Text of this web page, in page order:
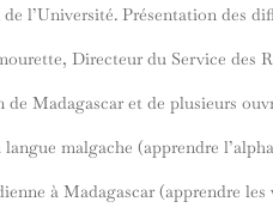
l’Université. Présentation des
Directeur du Service des
de Madagascar et de plusieurs
langue malgache (apprendre
à Madagascar (apprendre les